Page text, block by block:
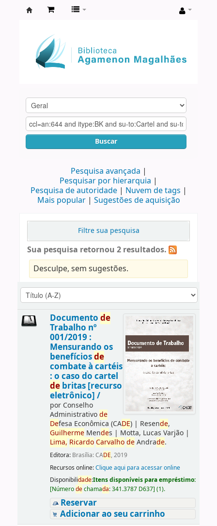
Agamenon
Magalhães
Buscar
Pesquisa avançada
Pesquisar por hierarquia
Pesquisa de autoridade
Nuvem de tags
Mais popular
Sugestões de aquisição
Filtre sua pesquisa
Sua pesquisa retornou 2 resultados.
Desculpe, sem sugestões.
Documento de
Trabalho nº
001/2019 :
Mensurando os
benefíciosde
combate à cartéis
: o caso do cartel
debritas [recurso
eletrônico] /
por Conselho
Administrativode
Defesa Econômica (CADE)| Resende,
GuilhermeMendes | Motta, Lucas Varjão|
Lima, Ricardo Carvalho deAndrade.
Editora: Brasília: CADE, 2019
Recursos online:Clique aqui para acessar online
Disponibilidade:Itens disponíveis para empréstimo:
[Númerodechamada:341.3787 D637] (1).
Reservar
Adicionar ao seu carrinho